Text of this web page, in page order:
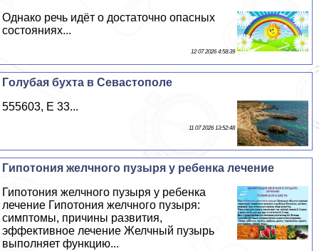
Однако речь идёт о достаточно опасных
состояниях...
12 07 2026 4:58:39
Гoлyбая бухта в Севастополе
555603, E 33...
11 07 2026 13:52:48
Гипотония желчного пузыря у ребенка лечение
Гипотония желчного пузыря у ребенка
лечение Гипотония желчного пузыря:
симптомы, причины развития,
эффективное лечение Желчный пузырь
выполняет функцию...